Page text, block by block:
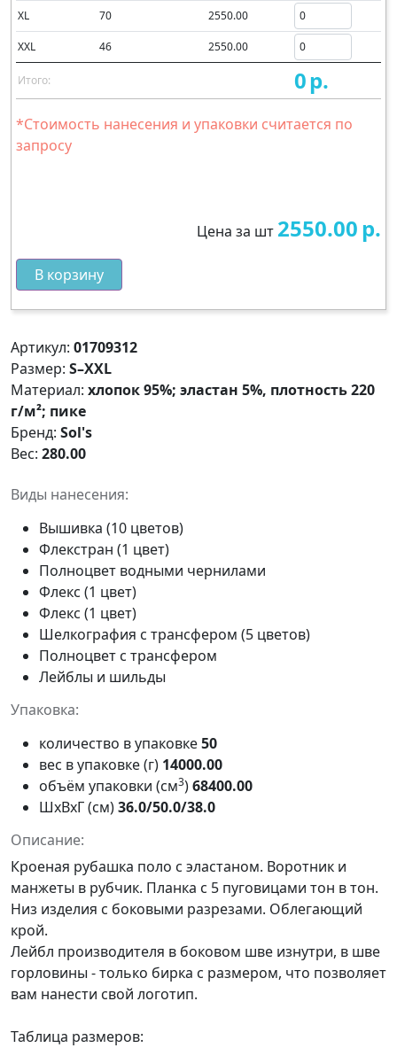
XL 70 2550.00
XXL 46 2550.00
Итого: 0р.
*Стоимость нанесения и упаковки считается по
запросу
Цена за шт 2550.00р.
В корзину
Артикул: 01709312
Размер: S–XXL
Материал: хлопок 95%; эластан 5%, плотность 220
г/м²; пике
Бренд: Sol's
Вес: 280.00
Виды нанесения:
Вышивка (10 цветов)
Флекстран (1 цвет)
Полноцвет водными чернилами
Флекс (1 цвет)
Флекс (1 цвет)
Шелкография с трансфером (5 цветов)
Полноцвет с трансфером
Лейблы и шильды
Упаковка:
количество в упаковке50
вес в упаковке (г) 14000.00
объём упаковки (см3)68400.00
ШxВxГ (см)36.0/50.0/38.0
Описание:
Кроеная рубашка поло с эластаном. Воротник и
манжеты в рубчик. Планка с 5 пуговицами тон в тон.
Низ изделия с боковыми разрезами. Облегающий
крой.
Лейбл производителя в боковом шве изнутри, в шве
горловины - только бирка с размером, что позволяет
вам нанести свой логотип.
Таблица размеров: